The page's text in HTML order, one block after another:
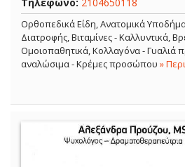
Ορθοπεδικά Είδη, Ανατομικά
Διατροφής, Βιταμίνες - Καλλυντικά,
Ομοιοπαθητικά, Κολλαγόνα - Γυαλιά
αναλώσιμα - Κρέμες προσώπου »